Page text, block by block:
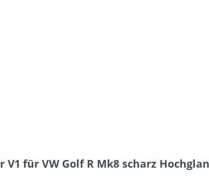
für VW Golf R Mk8 scharz